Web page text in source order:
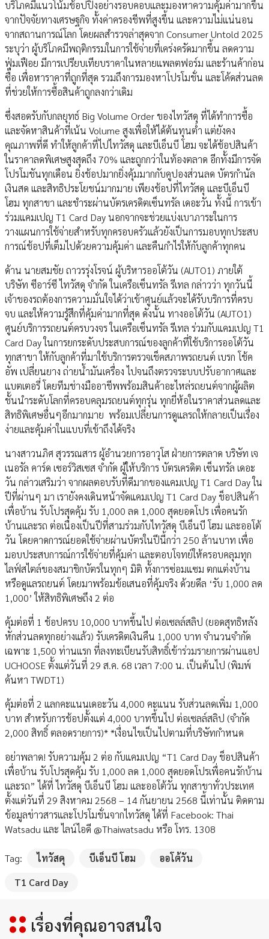
บริโภคมีแนวโน้มช้อปปิ้งอย่างรอบคอบและมองหาความคุ้มค่ามากขึ้น
จากปัจจัยทางเศรษฐกิจ ทั้งค่าครองชีพที่สูงขึ้น และความไม่แน่นอน
จากสถานการณ์โลก โดยผลสำรวจล่าสุดจาก Consumer Untold 2025
ระบุว่า ผู้บริโภคมีพฤติกรรมในการใช้จ่ายที่เคร่งครัดมากขึ้น ลดความ
ฟุ่มเฟือย มีการเปรียบเทียบราคาในหลายแพลตฟอร์ม และร้านค้าก่อน
ซื้อ เพื่อหาราคาที่ถูกที่สุด รวมถึงการมองหาโปรโมชั่น และโค้ดส่วนลด
ที่ช่วยให้การซื้อสินค้าถูกลงกว่าเดิม
ซึ่งสอดรับกับกลยุทธ์ Big Volume Order ของไทวัสดุ ที่ได้ทำการซื้อ
และจัดหาสินค้าที่เน้น Volume สูงเพื่อให้ได้ต้นทุนต่ำ แต่ยังคง
คุณภาพที่ดี ทำให้ลูกค้าที่ไปไทวัสดุ และบีเอ็นบี โฮม จะได้ช้อปสินค้า
ในราคาลดพิเศษสูงสุดถึง 70% และถูกกว่าในท้องตลาด อีกทั้งมีการจัด
โปรโมชันทุกเดือน ยิ่งช้อปมากยิ่งคุ้มมากกับคูปองส่วนลด บัตรกำนัล
เงินสด และสิทธิประโยชน์มากมาย เพียงช้อปที่ไทวัสดุ และบีเอ็นบี
โฮม ทุกสาขา และชำระผ่านบัตรเครดิตเซ็นทรัล เดอะวัน ทั้งนี้ การเข้า
ร่วมแคมเปญ T1 Card Day นอกจากจะช่วยแบ่งเบาภาระในการ
วางแผนการใช้จ่ายสำหรับทุกครอบครัวแล้วยังเป็นการมอบทุกประสบ
การณ์ช้อปที่เต็มไปด้วยความคุ้มค่า และคืนกำไรให้กับลูกค้าทุกคน
ด้าน นายสมชัย ถาวรรุ่งโรจน์ ผู้บริหารออโต้วัน (AUTO1) ภายใต้
บริษัท ซีอาร์ซี ไทวัสดุ จำกัด ในเครือเซ็นทรัล รีเทล กล่าวว่า ทุกวันนี้
เจ้าของรถต้องการความมั่นใจได้ว่าเข้าศูนย์แล้วจะได้รับบริการที่ครบ
จบ และให้ความรู้สึกที่คุ้มค่ามากที่สุด ดังนั้น ทางออโต้วัน (AUTO1)
ศูนย์บริการรถยนต์ครบวงจร ในเครือเซ็นทรัล รีเทล ร่วมกับแคมเปญ T1
Card Day ในการยกระดับประสบการณ์ของลูกค้าที่ใช้บริการออโต้วัน
ทุกสาขา ให้กับลูกค้าที่มาใช้บริการตรวจเช็คสภาพรถยนต์ เบรก โช้ค
อัพ เปลี่ยนยาง ถ่ายน้ำมันเครื่อง ไปจนถึงตรวจระบบปรับอากาศและ
แบตเตอรี่ โดยทีมช่างมืออาชีพพร้อมสินค้าอะไหล่รถยนต์จากผู้ผลิต
ชั้นนำระดับโลกที่ครอบคลุมรถยนต์ทุกรุ่น ทุกยี่ห้อในราคาส่วนลดและ
สิทธิพิเศษอื่นๆอีกมากมาย พร้อมเปลี่ยนการดูแลรถให้กลายเป็นเรื่อง
ง่ายและคุ้มค่าในแบบที่เข้าถึงได้จริง
นางสาวนภิศ สุวรรณสาร ผู้อำนวยการอาวุโส ฝ่ายการตลาด บริษัท เจ
เนอรัล คาร์ด เซอร์วิสเซส จำกัด ผู้ให้บริการ บัตรเครดิต เซ็นทรัล เดอะ
วัน กล่าวเสริมว่า จากผลตอบรับที่ดีมากของแคมเปญ T1 Card Day ใน
ปีที่ผ่านๆ มา เรายังคงเดินหน้าจัดแคมเปญ T1 Card Day ช็อปสินค้า
เพื่อบ้าน รับโปรสุดคุ้ม รับ 1,000 ลด 1,000 สุดยอดโปร เพื่อคนรัก
บ้านและรถ ต่อเนื่องเป็นปีที่สามร่วมกับไทวัสดุ บีเอ็นบี โฮม และออโต้
วัน โดยคาดการณ์ยอดใช้จ่ายผ่านบัตรในปีนี้กว่า 250 ล้านบาท เพื่อ
มอบประสบการณ์การใช้จ่ายที่คุ้มค่า และตอบโจทย์ให้ครอบคลุมทุก
ไลฟ์สไตล์ของสมาชิกบัตรในทุกๆ มิติ ทั้งการซ่อมแซม ตกแต่งบ้าน
หรือดูแลรถยนต์ โดยมาพร้อมข้อเสนอที่คุ้มจริง ด้วยดีล ‘รับ 1,000 ลด
1,000’ ให้สิทธิพิเศษถึง 2 ต่อ
คุ้มต่อที่ 1 ช้อปครบ 10,000 บาทขึ้นไป ต่อเซลล์สลิป (ยอดสุทธิหลัง
หักส่วนลดทุกอย่างแล้ว) รับเครดิตเงินคืน 1,000 บาท จำนวนจำกัด
เฉพาะ 1,500 ท่านแรก ที่ลงทะเบียนรับสิทธิ์เข้าร่วมรายการผ่านแอป
UCHOOSE ตั้งแต่วันที่ 29 ส.ค. 68 เวลา 7:00 น. เป็นต้นไป (พิมพ์
ค้นหา TWDT1)
คุ้มต่อที่ 2 แลกคะแนนเดอะวัน 4,000 คะแนน รับส่วนลดเพิ่ม 1,000
บาท สำหรับการช้อปตั้งแต่ 4,000 บาทขึ้นไป ต่อเซลล์สลิป (จำกัด
2,000 สิทธิ์ ตลอดรายการ)* *เงื่อนไขเป็นไปตามที่บริษัทกำหนด
อย่าพลาด! รับความคุ้ม 2 ต่อ กับแคมเปญ “T1 Card Day ช็อปสินค้า
เพื่อบ้าน รับโปรสุดคุ้ม รับ 1,000 ลด 1,000 สุดยอดโปรเพื่อคนรักบ้าน
และรถ” ได้ที่ ไทวัสดุ บีเอ็นบี โฮม และออโต้วัน ทุกสาขาทั่วประเทศ
ตั้งแต่วันที่ 29 สิงหาคม 2568 – 14 กันยายน 2568 นี้เท่านั้น ติดตาม
ข้อมูลข่าวสารและโปรโมชั่นจากไทวัสดุ ได้ที่ Facebook: Thai
Watsadu และ ไลน์ไอดี @Thaiwatsadu หรือ โทร. 1308
Tag: ไทวัสดุ บีเอ็นบี โฮม
ออโต้วัน
T1 Card Day
เรื่องที่คุณอาจสนใจ